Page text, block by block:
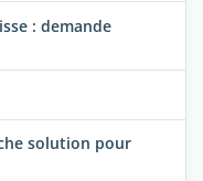
: demande
solution pour